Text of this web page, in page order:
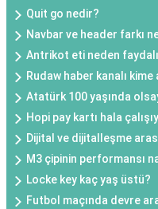
Quit go nedir?
Navbar ve header farkı
Antrikot eti neden
Rudaw haber kanalı kime
Atatürk 100 yaşında
Hopi pay kartı hala
Dijital ve dijitalleşme
M3 çipinin performansı
Locke key kaç yaş üstü?
Futbol maçında devre